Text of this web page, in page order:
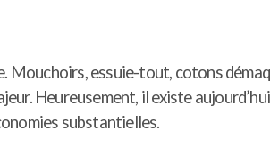
Mouchoirs, essuie-tout, cotons
Heureusement, il existe
substantielles.